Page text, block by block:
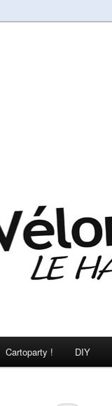
Cartoparty ! DIY